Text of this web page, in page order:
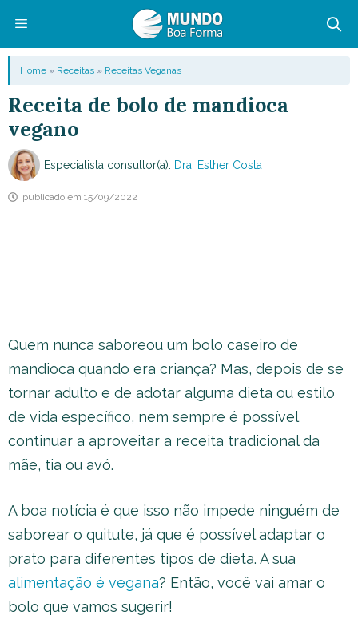
conteúdo
Menu
Home » Receitas » Receitas Veganas
Receita de bolo de mandioca
vegano
Especialista consultor(a): Dra. Esther Costa
publicado em 15/09/2022
Quem nunca saboreou um bolo caseiro de
mandioca quando era criança? Mas, depois de se
tornar adulto e de adotar alguma dieta ou estilo
de vida específico, nem sempre é possível
continuar a aproveitar a receita tradicional da
mãe, tia ou avó.
A boa notícia é que isso não impede ninguém de
saborear o quitute, já que é possível adaptar o
prato para diferentes tipos de dieta. A sua
alimentação é vegana? Então, você vai amar o
bolo que vamos sugerir!